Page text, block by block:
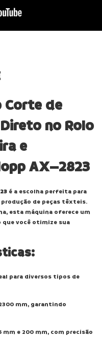
Corte de
no Rolo
e
AX–2823
é a escolha perfeita para
de peças têxteis.
esta máquina oferece um
você otimize sua
para diversos tipos de
mm, garantindo
e 200 mm, com precisão